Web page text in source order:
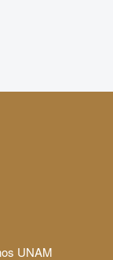
UNAM